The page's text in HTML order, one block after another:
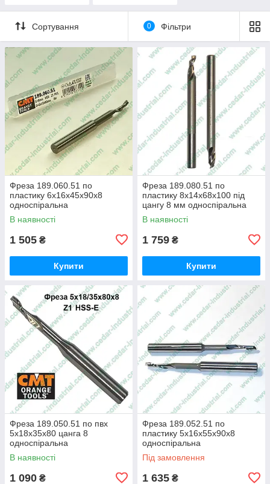
Сортування 0 Фільтри
Фреза 189.060.51 по
пластику 6х16х45х90х8
односпіральна
В наявності
1 505 ₴
Купити
Фреза 189.080.51 по
пластику 8х14х68х100 під
цангу 8 мм односпіральна
В наявності
1 759 ₴
Купити
Фреза 189.050.51 по пвх
5х18х35х80 цанга 8
односпіральна
В наявності
1 090 ₴
Фреза 189.052.51 по
пластику 5х16х55х90х8
односпіральна
Під замовлення
1 635 ₴